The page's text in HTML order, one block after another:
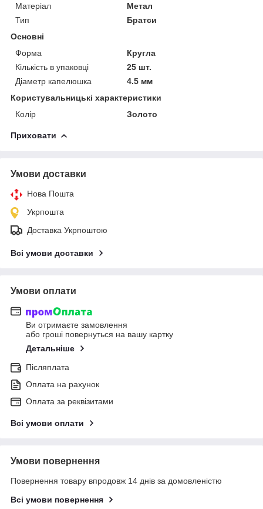
Матеріал
Метал
Тип
Братси
Основні
Форма
Кругла
Кількість в упаковці
25 шт.
Діаметр капелюшка
4.5 мм
Користувальницькі характеристики
Колір
Золото
Приховати
Умови доставки
Нова Пошта
Укрпошта
Доставка Укрпоштою
Всі умови доставки
Умови оплати
Ви отримаєте замовлення
або гроші повернуться на вашу картку
Детальніше
Післяплата
Оплата на рахунок
Оплата за реквізитами
Всі умови оплати
Умови повернення
Повернення товару впродовж 14 днів за домовленістю
Всі умови повернення